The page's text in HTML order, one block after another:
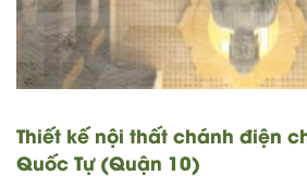
Thiết kế nội thất chánh điện
Quốc Tự (Quận 10)